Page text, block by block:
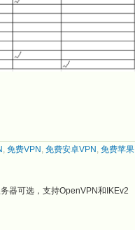
, 免费VPN , 免费安卓VPN , 免费苹果
器可选，支持OpenVPN和IKEv2